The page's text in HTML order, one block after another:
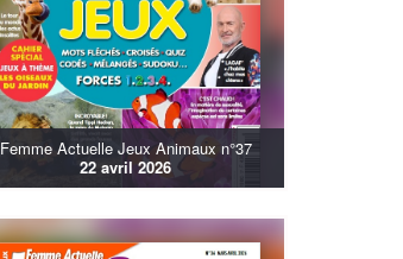
Femme Actuelle Jeux Animaux n°37
22 avril 2026